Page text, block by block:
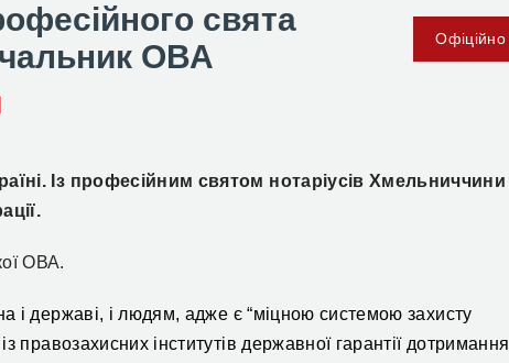
свята
ОВА
Офіційно
Із професійним святом нотаріусів Хмельниччини
ОВА.
і державі, і людям, адже є “міцною системою захисту
правозахисних інститутів державної гарантії дотримання